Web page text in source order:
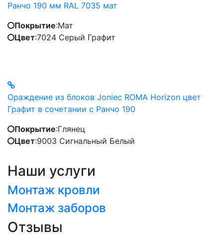
Ранчо 190 мм RAL 7035 мат
Покрытие:Мат
Цвет:7024 Серый Графит
Ораждение из блоков Joniec ROMA Horizon цвет
Графит в сочетании с Ранчо 190
Покрытие:Глянец
Цвет:9003 Сигнальный Белый
Наши услуги
Монтаж кровли
Монтаж заборов
Отзывы